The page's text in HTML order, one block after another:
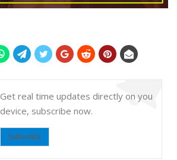
Get real time updates directly on you
device, subscribe now.
Subscribe